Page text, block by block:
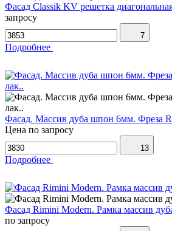
Фасад Classik KV решетка
запросу
7
Подробнее
Фасад. Массив дуба шпон 6мм. Фреза
Цена по запросу
13
Подробнее
Фасад Rimini Modern. Рамка массив
по запросу